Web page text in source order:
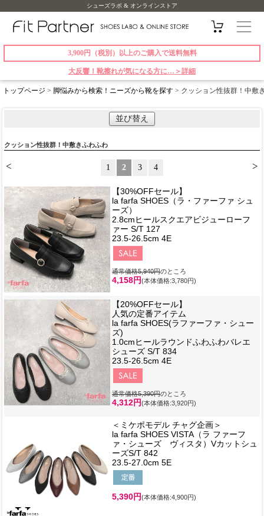
シューズラボ & オンラインストア
3,900円（税別）以上のご購入で送料無料
大反響！靴擦れが気になる方に…＞詳細
トップページ > 脚悩みから検索！ニーズから靴を探す > クッション性抜群！中敷
並び替え
クッション性抜群！中敷きふわふわ
< >
1 2 3 4
【30%OFFセール】
la farfa SHOES（ラ・ファーファ シュ
ーズ）
2.8cmヒールスクエアビジューローフ
ァー S/T 127
23.5-26.5cm 4E
通常価格5,940円のところ
4,158円(本体価格:3,780円)
【20%OFFセール】
人気の定番アイテム
la farfa SHOES(ラファーファ・シュー
ズ)
1.0cmヒールラウンドふわふわバレエ
シューズ S/T 834
23.5-26.5cm 4E
通常価格5,390円のところ
4,312円(本体価格:3,920円)
＜ミケポモデル チャグ企画＞
la farfa SHOES VISTA（ラ ファーフ
ァ・シューズ ヴィスタ）Vカットシュ
ーズS/T 842
23.5-27.0cm 5E
5,390円(本体価格:4,900円)